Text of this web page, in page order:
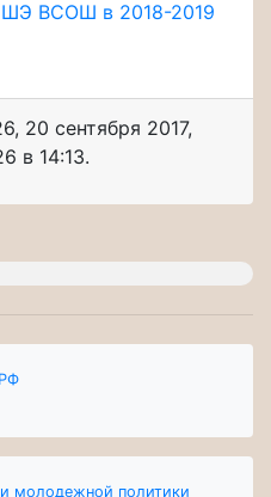
ВСОШ в 2018-2019
, 20 сентября 2017,
в 14:13.
молодежной политики